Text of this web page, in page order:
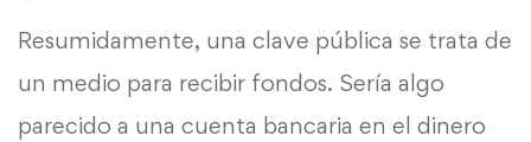
Resumidamente, una clave pública se trata de
un medio para recibir fondos. Sería algo
parecido a una cuenta bancaria en el dinero